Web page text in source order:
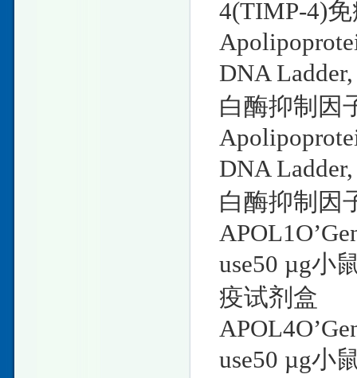
4(TIMP-4)
DNA
白酶抑制因
DNA
白酶抑制因
use50 µg小
疫试剂盒
use50 µg小